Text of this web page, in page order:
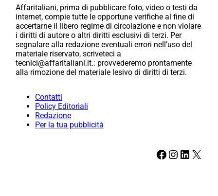
Affaritaliani, prima di pubblicare foto, video o testi da
internet, compie tutte le opportune verifiche al fine di
accertarne il libero regime di circolazione e non violare
i diritti di autore o altri diritti esclusivi di terzi. Per
segnalare alla redazione eventuali errori nell’uso del
materiale riservato, scriveteci a
tecnici@affaritaliani.it.: provvederemo prontamente
alla rimozione del materiale lesivo di diritti di terzi.
Contatti
Policy Editoriali
Redazione
Per la tua pubblicità
Facebook Instagram LinkedIn X